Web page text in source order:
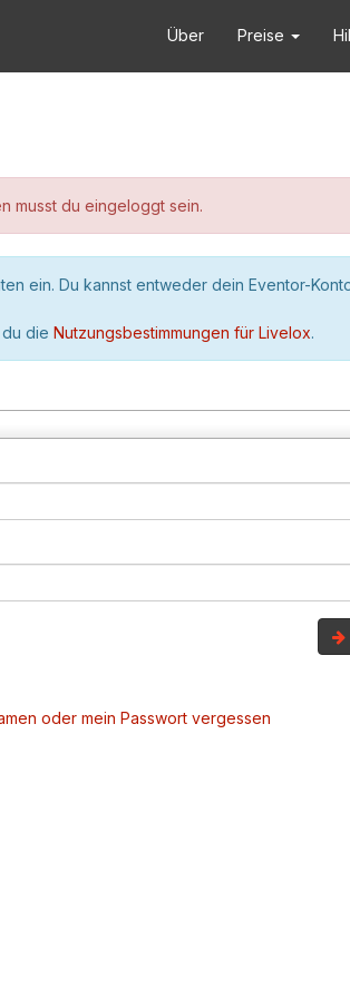
Über Preise
musst du eingeloggt sein.
ein. Du kannst entweder dein Eventor-
die Nutzungsbestimmungen für Livelox.
oder mein Passwort vergessen